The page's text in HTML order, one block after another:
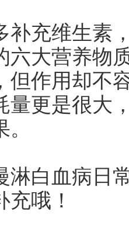
补充维生素
六大营养物
但作用却不
量更是很大
淋白血病日
哦！